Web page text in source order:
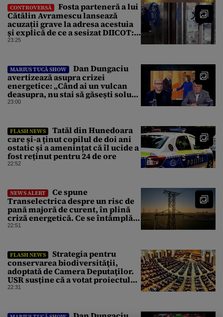
CONTROVERSĂ
Fosta parteneră a lui
Cătălin Avramescu lansează
acuzații grave la adresa acestuia
și explică de ce a sesizat DIICOT:
„Făcea baie complet dezbrăcat cu
23:25
MARIUS TUCĂ SHOW
Dan Dungaciu
avertizează asupra crizei
energetice: „Când ai un vulcan
deasupra, nu stai să găsești soluții
cu leucoplast”
23:00
FLASH NEWS
Tatăl din Hunedoara
care și-a ținut copilul de doi ani
ostatic și a amenințat că îl ucide a
fost reținut pentru 24 de ore
22:52
NEWS ALERT
Ce spune
Transelectrica despre un risc de
pană majoră de curent, în plină
criză energetică. Ce se întâmplă
cu Sistemul Electroenergetic
22:51
FLASH NEWS
Strategia pentru
conservarea biodiversităţii,
adoptată de Camera Deputaţilor.
USR susține că a votat proiectul
cu amendamentele PSD pentru a
22:31